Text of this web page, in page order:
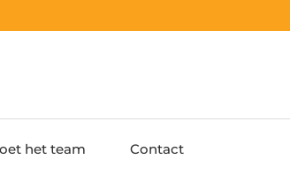
het team Contact